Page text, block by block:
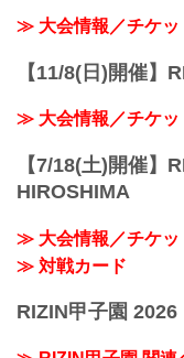
≫ 大会情報／チケッ
【11/8(日)開催
≫ 大会情報／チケッ
【7/18(土)開催】
HIROSHIMA
≫ 大会情報／チケッ
≫ 対戦カード
RIZIN甲子園 2026